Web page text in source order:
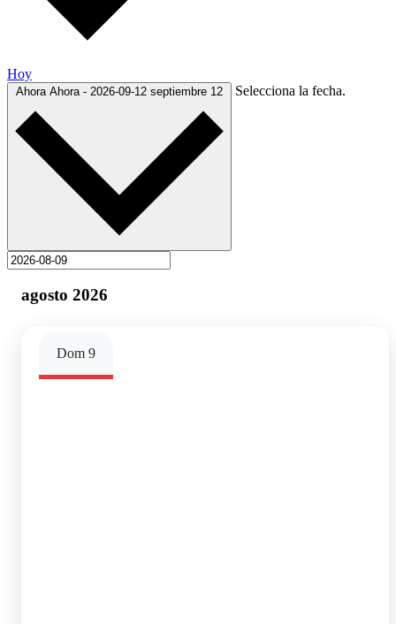
Hoy
Ahora Ahora - 2026-09-12 septiembre 12 Selecciona la fecha.
agosto 2026
Dom 9